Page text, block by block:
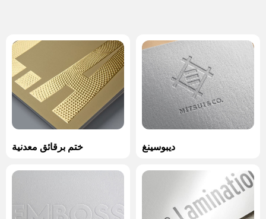
ختم برقائق معدنية ديبوسينغ